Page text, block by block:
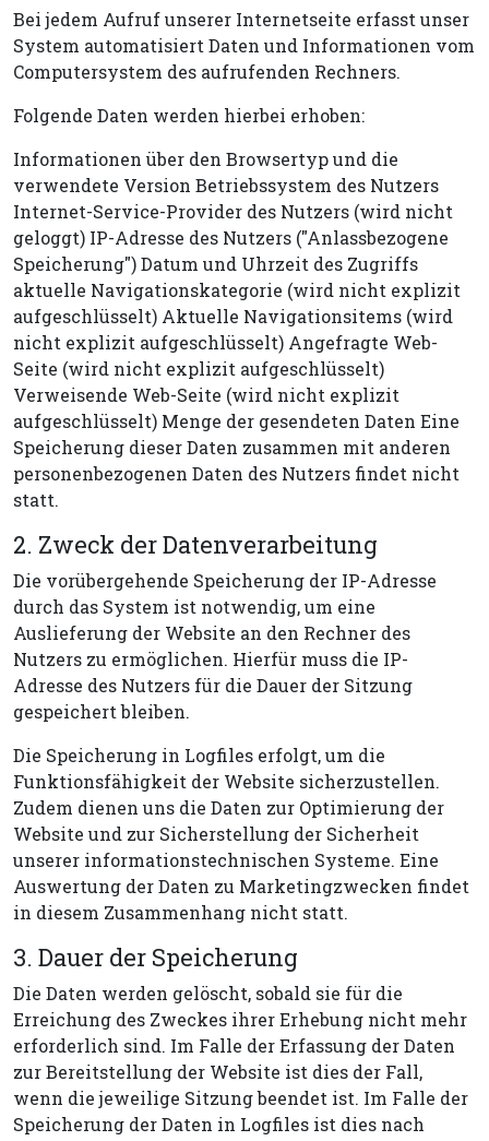
Bei jedem Aufruf unserer Internetseite erfasst unser
System automatisiert Daten und Informationen vom
Computersystem des aufrufenden Rechners.
Folgende Daten werden hierbei erhoben:
Informationen über den Browsertyp und die
verwendete Version Betriebssystem des Nutzers
Internet-Service-Provider des Nutzers (wird nicht
geloggt) IP-Adresse des Nutzers ("Anlassbezogene
Speicherung") Datum und Uhrzeit des Zugriffs
aktuelle Navigationskategorie (wird nicht explizit
aufgeschlüsselt) Aktuelle Navigationsitems (wird
nicht explizit aufgeschlüsselt) Angefragte Web-
Seite (wird nicht explizit aufgeschlüsselt)
Verweisende Web-Seite (wird nicht explizit
aufgeschlüsselt) Menge der gesendeten Daten Eine
Speicherung dieser Daten zusammen mit anderen
personenbezogenen Daten des Nutzers findet nicht
statt.
2. Zweck der Datenverarbeitung
Die vorübergehende Speicherung der IP-Adresse
durch das System ist notwendig, um eine
Auslieferung der Website an den Rechner des
Nutzers zu ermöglichen. Hierfür muss die IP-
Adresse des Nutzers für die Dauer der Sitzung
gespeichert bleiben.
Die Speicherung in Logfiles erfolgt, um die
Funktionsfähigkeit der Website sicherzustellen.
Zudem dienen uns die Daten zur Optimierung der
Website und zur Sicherstellung der Sicherheit
unserer informationstechnischen Systeme. Eine
Auswertung der Daten zu Marketingzwecken findet
in diesem Zusammenhang nicht statt.
3. Dauer der Speicherung
Die Daten werden gelöscht, sobald sie für die
Erreichung des Zweckes ihrer Erhebung nicht mehr
erforderlich sind. Im Falle der Erfassung der Daten
zur Bereitstellung der Website ist dies der Fall,
wenn die jeweilige Sitzung beendet ist. Im Falle der
Speicherung der Daten in Logfiles ist dies nach